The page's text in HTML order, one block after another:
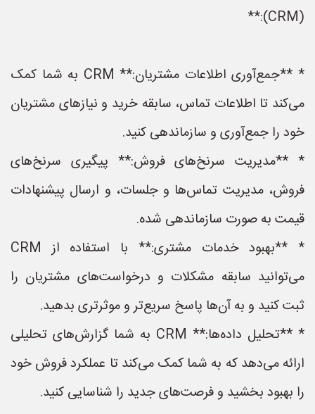
(CRM):**
* **جمع‌آوری اطلاعات مشتریان:** CRM به شما کمک
می‌کند تا اطلاعات تماس، سابقه خرید و نیازهای مشتریان
خود را جمع‌آوری و سازماندهی کنید.
* **مدیریت سرنخ‌های فروش:** پیگیری سرنخ‌های
فروش، مدیریت تماس‌ها و جلسات، و ارسال پیشنهادات
قیمت به صورت سازماندهی شده.
* **بهبود خدمات مشتری:** با استفاده از CRM
می‌توانید سابقه مشکلات و درخواست‌های مشتریان را
ثبت کنید و به آن‌ها پاسخ سریع‌تر و موثرتری بدهید.
* **تحلیل داده‌ها:** CRM به شما گزارش‌های تحلیلی
ارائه می‌دهد که به شما کمک می‌کند تا عملکرد فروش خود
را بهبود بخشید و فرصت‌های جدید را شناسایی کنید.